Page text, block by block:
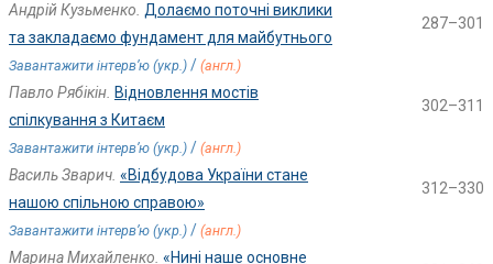
Андрій Кузьменко. Долаємо поточні виклики
та закладаємо фундамент для майбутнього
287–301
Завантажити інтерв’ю (укр.) / (англ.)
Павло Рябікін. Відновлення мостів
спілкування з Китаєм
302–311
Завантажити інтерв’ю (укр.) / (англ.)
Василь Зварич. «Відбудова України стане
нашою спільною справою»
312–330
Завантажити інтерв’ю (укр.) / (англ.)
Марина Михайленко. «Нині наше основне